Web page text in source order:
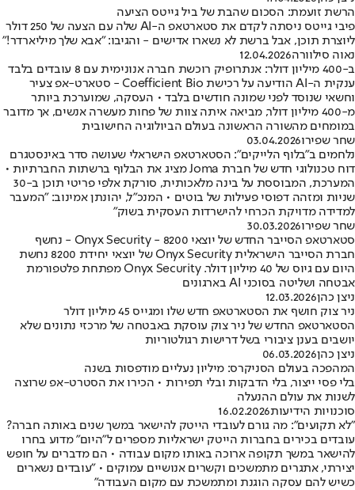
הרשת זועמת: הסכום שהבת של ביל גייטס הציעה
פיבי גייטס ניסתה לקדם את סטארטאפ ה-AI שלה עם הצעה של 250 דולר
ליוצרת תוכן, אבל ברשת לא נשארו אדישים - והגיבו: "אבא שלך מיליארדר!"
נאוה סילוורה12.04.2026
ב-400 מיליון דולר: אנתרופיק רוכשת חברה אנונימית עם 8 עובדים בלבד
ענקית ה-AI הודיעה על רכישת Coefficient Bio - סטארט-אפ צעיר
וחשאי שנוסד לפני שמונה חודשים בלבד • העסקה, שמוערכת ביותר
מ-400 מיליון דולר, מביאה איתה צוות של פחות מעשרה אנשים, אך מדובר
במומחים מהשורה הראשונה בעולם הביולוגיה החישובית
שחר שפירו03.04.2026
נלחמים ב"בלוף הלייקים": הסטארטאפ הישראלי שעושה סדר באינסטגרם
דוח טכנולוגי חדש של חברת Joma מציג את הבלוף ברשתות החברתיות •
המערכת, המבוססת על בינה מלאכותית, סורקת אלפי פריטי תוכן ב-30
שניות ומזהה דפוסי פעילות של בוטים • המנכ"ל, יהונתן אמינוב: "המעבר
למדידה מדויקת הכרחי להישרדות העסקית בשוק"
שחר שפירו30.03.2026
סטארטאפ הסייבר החדש של יוצאי 8200 - Onyx Security - נחשף
חברת הסייבר הישראלית Onyx Security של יוצאי יחידת 8200 נחשת
היום עם גיוס של 40 מיליון דולר. Onyx Security מפתחת פלטפורמת
אבטחה ושליטה בסוכני AI בארגונים
ניצן כהן12.03.2026
ניר צוק חושף את הסטארטאפ חדש שלו ומגייס 45 מיליון דולר
הסטארטאפ החדש של ניר צוק עוסקת באבטחה של מרכזי נתונים שלא
יושבים בענן ציבורי בשל דרישות רגולטוריות
ניצן כהן06.03.2026
המהפכה בעולם הסניקרס: מיליון נעליים מודפסות בשנה
בלי פסי ייצור, בלי הדבקות ובלי תפירות • הכירו את הסטרט-אפ שרוצה
לשנות את עולם ההנעלה
סוכנויות הידיעות16.02.2026
"לא תקועים": מה גורם לעובדי הייטק להישאר במשך שנים באותה חברה?
עובדים בכירים בחברות הייטק ישראליות מספרים ל"היום" מדוע בחרו
להישאר במשך תקופה ארוכה באותו מקום עבודה • הם מדברים על חופש
יצירתי, אתגרים מתמשכים וקשרים אנושיים עמוקים • "עובדים נשארים
כשיש להם עסקה הוגנת ומתמשכת עם מקום העבודה"